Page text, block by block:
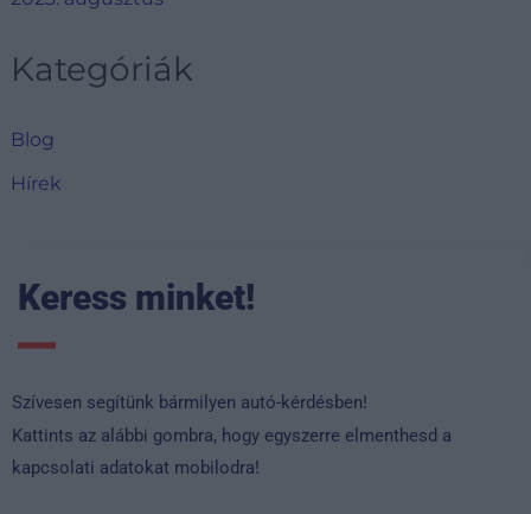
Kategóriák
Blog
Hírek
Keress minket!
Szívesen segítünk bármilyen autó-kérdésben!
Kattints az alábbi gombra, hogy egyszerre elmenthesd a
kapcsolati adatokat mobilodra!